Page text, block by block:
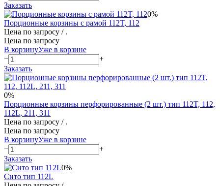
Заказать
0%
Порционные корзины с рамой 112T, 112
Цена по запросу / .
Цена по запросу
В корзинуУже в корзине
−
+
Заказать
0%
Порционные корзины перфорированные (2 шт.) тип 112T, 112,
112L, 211, 311
Цена по запросу / .
Цена по запросу
В корзинуУже в корзине
−
+
Заказать
0%
Сито тип 112L